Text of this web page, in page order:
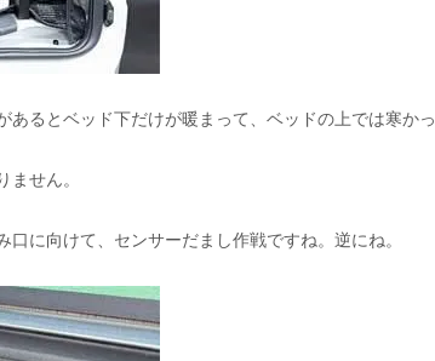
るとベッド下だけが暖まって、ベッドの上では寒かっ
せん。
に向けて、センサーだまし作戦ですね。逆にね。